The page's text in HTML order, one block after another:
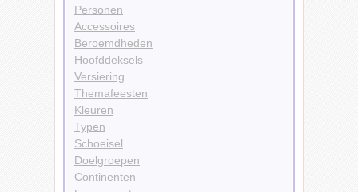
Personen
Accessoires
Beroemdheden
Hoofddeksels
Versiering
Themafeesten
Kleuren
Typen
Schoeisel
Doelgroepen
Continenten